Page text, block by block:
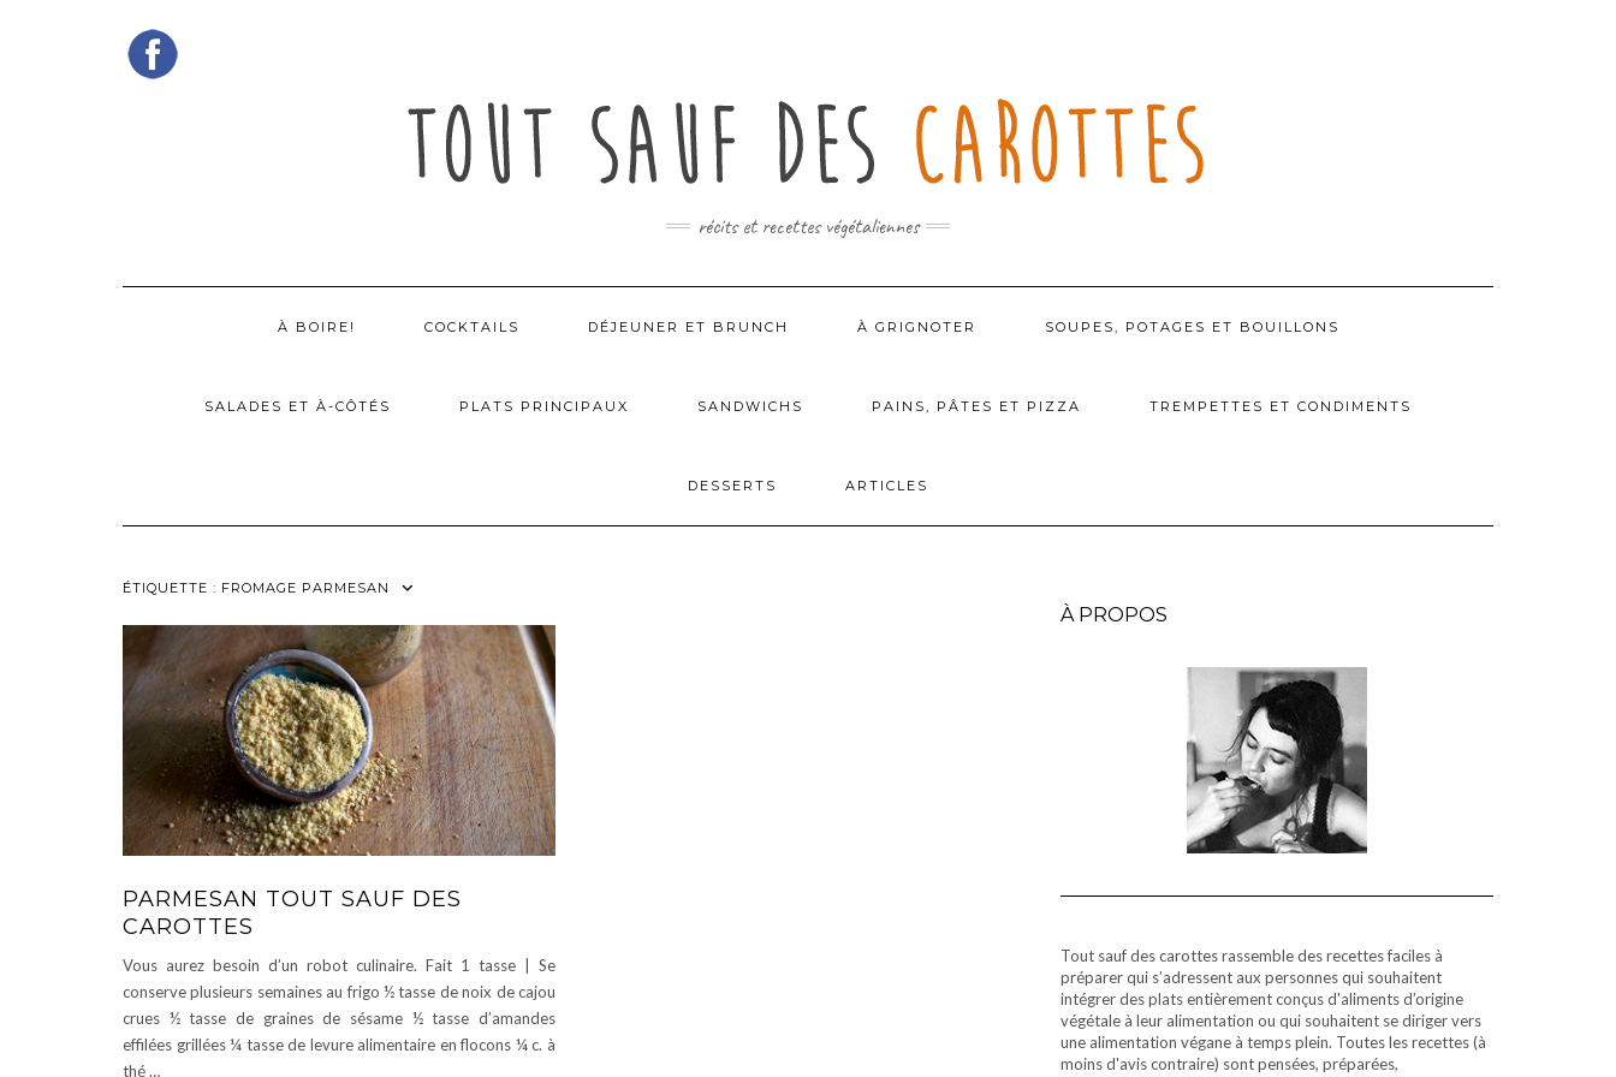
récits et recettes végétaliennes
À BOIRE! COCKTAILS DÉJEUNER ET BRUNCH À GRIGNOTER SOUPES, POTAGES ET BOUILLONS
SALADES ET À-CÔTÉS PLATS PRINCIPAUX SANDWICHS PAINS, PÂTES ET PIZZA TREMPETTES ET CONDIMENTS
DESSERTS ARTICLES
ÉTIQUETTE : FROMAGE PARMESAN
PARMESAN TOUT SAUF DES
CAROTTES
Vous aurez besoin d’un robot culinaire. Fait 1 tasse | Se
conserve plusieurs semaines au frigo ½ tasse de noix de cajou
crues ½ tasse de graines de sésame ½ tasse d’amandes
effilées grillées ¼ tasse de levure alimentaire en flocons ¼ c. à
thé …
À PROPOS
Tout sauf des carottes rassemble des recettes faciles à
préparer qui s’adressent aux personnes qui souhaitent
intégrer des plats entièrement conçus d'aliments d’origine
végétale à leur alimentation ou qui souhaitent se diriger vers
une alimentation végane à temps plein. Toutes les recettes (à
moins d'avis contraire) sont pensées, préparées,